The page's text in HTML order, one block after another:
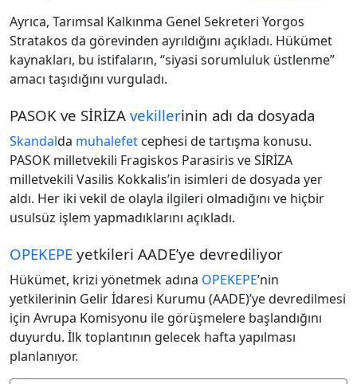
Ayrıca, Tarımsal Kalkınma Genel Sekreteri Yorgos
Stratakos da görevinden ayrıldığını açıkladı. Hükümet
kaynakları, bu istifaların, “siyasi sorumluluk üstlenme”
amacı taşıdığını vurguladı.
PASOK ve SİRİZA vekillerinin adı da dosyada
Skandalda muhalefet cephesi de tartışma konusu.
PASOK milletvekili Fragiskos Parasiris ve SİRİZA
milletvekili Vasilis Kokkalis’in isimleri de dosyada yer
aldı. Her iki vekil de olayla ilgileri olmadığını ve hiçbir
usulsüz işlem yapmadıklarını açıkladı.
OPEKEPE yetkileri AADE’ye devrediliyor
Hükümet, krizi yönetmek adına OPEKEPE’nin
yetkilerinin Gelir İdaresi Kurumu (AADE)’ye devredilmesi
için Avrupa Komisyonu ile görüşmelere başlandığını
duyurdu. İlk toplantının gelecek hafta yapılması
planlanıyor.